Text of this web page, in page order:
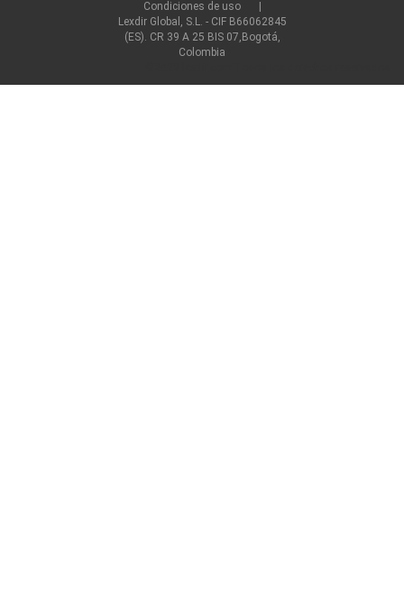
Condiciones de uso
Lexdir Global, S.L. - CIF B66062845
(ES). CR 39 A 25 BIS 07,Bogotá,
Colombia